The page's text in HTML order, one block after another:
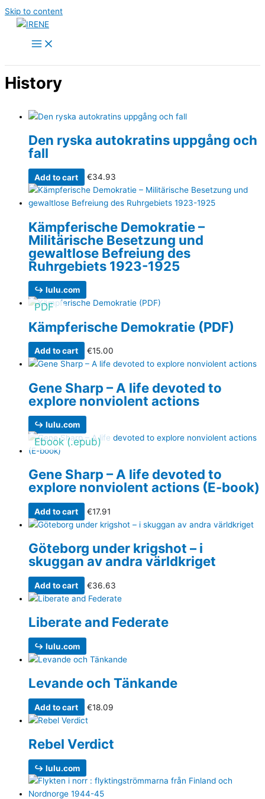
Skip to content
History
Den ryska auto­kratins uppgång och
fall
Add to cart €34.93
Kämpferische Demokratie –
Militärische Besetzung und
gewaltlose Befreiung des
Ruhrgebiets 1923-1925
↪ lulu.com
PDF
Kämpferische Demokratie (PDF)
Add to cart €15.00
Gene Sharp – A life devoted to
explore nonviolent actions
↪ lulu.com
Ebook (.epub)
Gene Sharp – A life devoted to
explore nonviolent actions (E-book)
Add to cart €17.91
Göteborg under krigshot – i
skuggan av andra världkriget
Add to cart €36.63
Liberate and Federate
↪ lulu.com
Levande och Tänkande
Add to cart €18.09
Rebel Verdict
↪ lulu.com